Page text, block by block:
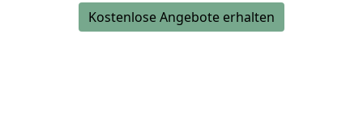
Kostenlose Angebote erhalten